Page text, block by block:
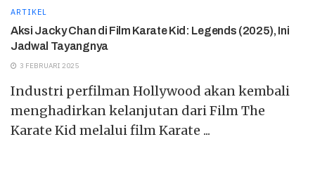
ARTIKEL
Aksi Jacky Chan di Film Karate Kid: Legends (2025), Ini
Jadwal Tayangnya
3 FEBRUARI 2025
Industri perfilman Hollywood akan kembali
menghadirkan kelanjutan dari Film The
Karate Kid melalui film Karate ...